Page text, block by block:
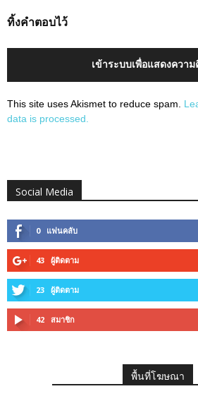
ทิ้งคำตอบไว้
เข้าระบบเพื่อแสดงความ
This site uses Akismet to reduce spam.
data is processed.
Social Media
0 แฟนคลับ
43 ผู้ติดตาม
23 ผู้ติดตาม
42 สมาชิก
พื้นที่โฆษณา